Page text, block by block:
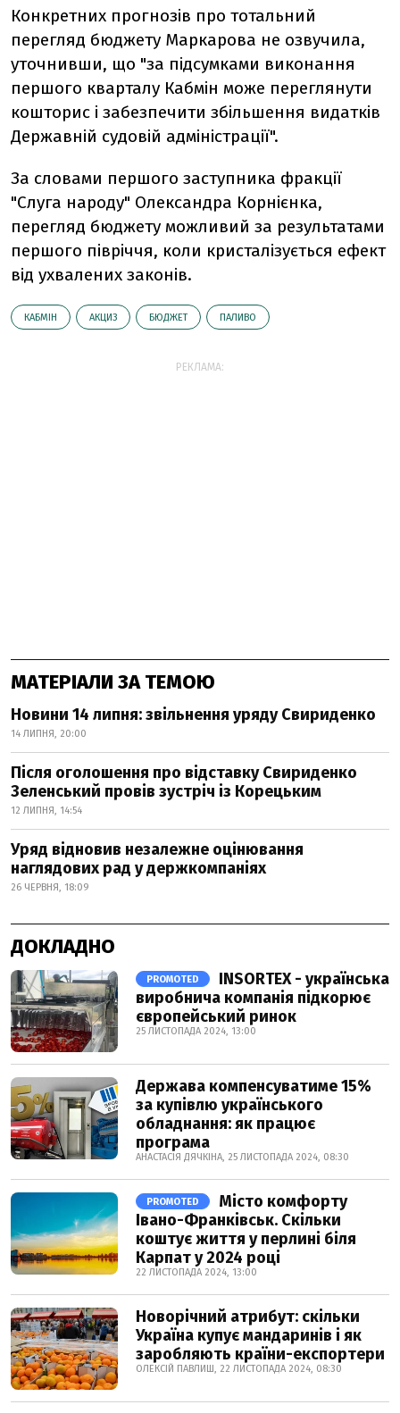
Конкретних прогнозів про тотальний
перегляд бюджету Маркарова не озвучила,
уточнивши, що "за підсумками виконання
першого кварталу Кабмін може переглянути
кошторис і забезпечити збільшення видатків
Державній судовій адміністрації".
За словами першого заступника фракції
"Слуга народу" Олександра Корнієнка,
перегляд бюджету можливий за результатами
першого півріччя, коли кристалізується ефект
від ухвалених законів.
КАБМІН АКЦИЗ БЮДЖЕТ ПАЛИВО
РЕКЛАМА:
МАТЕРІАЛИ ЗА ТЕМОЮ
Новини 14 липня: звільнення уряду Свириденко
14 ЛИПНЯ, 20:00
Після оголошення про відставку Свириденко
Зеленський провів зустріч із Корецьким
12 ЛИПНЯ, 14:54
Уряд відновив незалежне оцінювання
наглядових рад у держкомпаніях
26 ЧЕРВНЯ, 18:09
ДОКЛАДНО
PROMOTED
INSORTEX - українська
виробнича компанія підкорює
європейський ринок
25 ЛИСТОПАДА 2024, 13:00
Держава компенсуватиме 15%
за купівлю українського
обладнання: як працює
програма
АНАСТАСІЯ ДЯЧКІНА, 25 ЛИСТОПАДА 2024, 08:30
PROMOTED
Місто комфорту
Івано-Франківськ. Скільки
коштує життя у перлині біля
Карпат у 2024 році
22 ЛИСТОПАДА 2024, 13:00
Новорічний атрибут: скільки
Україна купує мандаринів і як
заробляють країни-експортери
ОЛЕКСІЙ ПАВЛИШ, 22 ЛИСТОПАДА 2024, 08:30